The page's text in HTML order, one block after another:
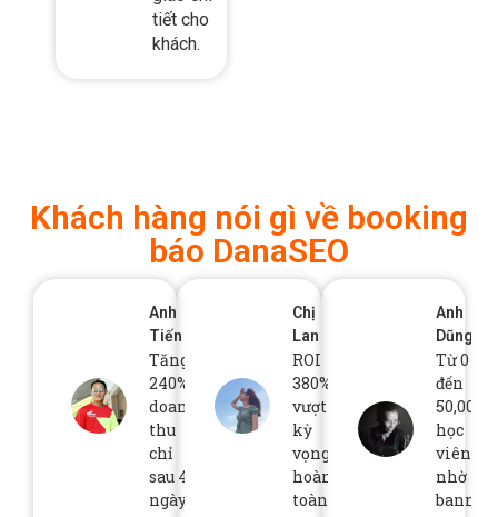
viên sẽ
bàn
Khách hàng nói gì về booking
báo DanaSEO
Anh
Tiến
Tăng
240%
doanh
thu
Chị
Lan
ROI
380%
vượt
kỳ
Anh
Dũng
Từ 0
đến
50,000
học